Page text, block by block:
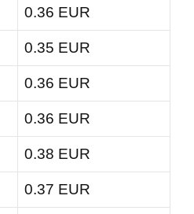
0.36 EUR
0.35 EUR
0.36 EUR
0.36 EUR
0.38 EUR
0.37 EUR